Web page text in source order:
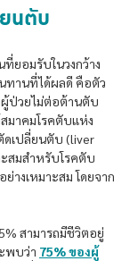
นตับ
ยอมรับในวงกว้าง
ทานที่ได้ผลดี คือตัว
ผู้ป่วยไม่ต่อต้านตับ
มาคมโรคตับแห่ง
ดเปลี่ยนตับ (liver
สมสำหรับโรคตับ
างเหมาะสม โดยจาก
สามารถมีชีวิตอยู่
พบว่า 75% ของผู้